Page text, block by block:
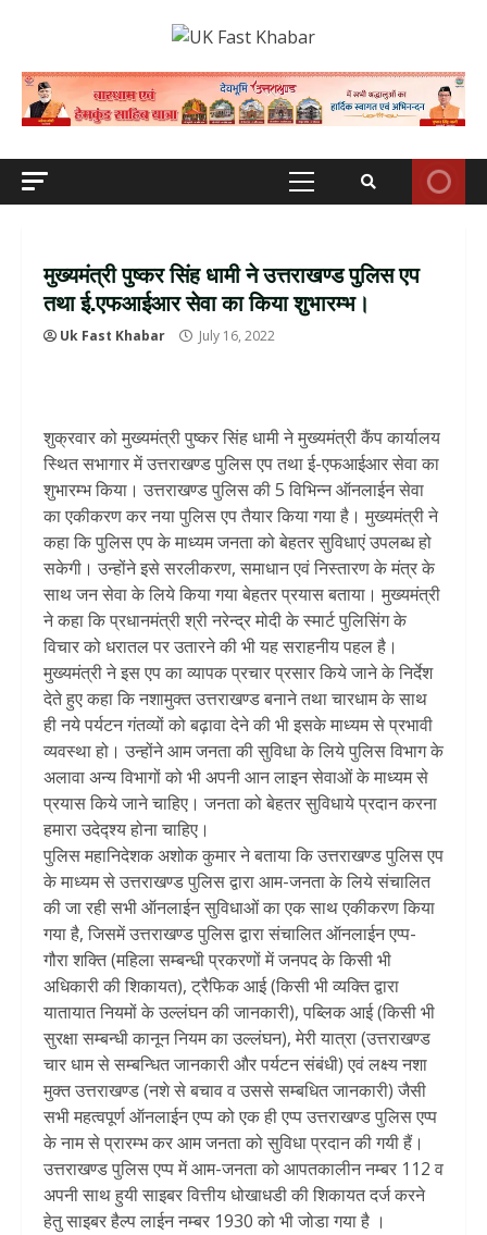
Primary
मुख्यमंत्री पुष्कर सिंह धामी ने उत्तराखण्ड पुलिस एप
तथा ई.एफआईआर सेवा का किया शुभारम्भ।
Uk Fast Khabar July 16, 2022
शुक्रवार को मुख्यमंत्री पुष्कर सिंह धामी ने मुख्यमंत्री कैंप कार्यालय
स्थित सभागार में उत्तराखण्ड पुलिस एप तथा ई-एफआईआर सेवा का
शुभारम्भ किया। उत्तराखण्ड पुलिस की 5 विभिन्न ऑनलाईन सेवा
का एकीकरण कर नया पुलिस एप तैयार किया गया है। मुख्यमंत्री ने
कहा कि पुलिस एप के माध्यम जनता को बेहतर सुविधाएं उपलब्ध हो
सकेगी। उन्होंने इसे सरलीकरण, समाधान एवं निस्तारण के मंत्र के
साथ जन सेवा के लिये किया गया बेहतर प्रयास बताया। मुख्यमंत्री
ने कहा कि प्रधानमंत्री श्री नरेन्द्र मोदी के स्मार्ट पुलिसिंग के
विचार को धरातल पर उतारने की भी यह सराहनीय पहल है।
मुख्यमंत्री ने इस एप का व्यापक प्रचार प्रसार किये जाने के निर्देश
देते हुए कहा कि नशामुक्त उत्तराखण्ड बनाने तथा चारधाम के साथ
ही नये पर्यटन गंतव्यों को बढ़ावा देने की भी इसके माध्यम से प्रभावी
व्यवस्था हो। उन्होंने आम जनता की सुविधा के लिये पुलिस विभाग के
अलावा अन्य विभागों को भी अपनी आन लाइन सेवाओं के माध्यम से
प्रयास किये जाने चाहिए। जनता को बेहतर सुविधाये प्रदान करना
हमारा उदेद्श्य होना चाहिए।
पुलिस महानिदेशक अशोक कुमार ने बताया कि उत्तराखण्ड पुलिस एप
के माध्यम से उत्तराखण्ड पुलिस द्वारा आम-जनता के लिये संचालित
की जा रही सभी ऑनलाईन सुविधाओं का एक साथ एकीकरण किया
गया है, जिसमें उत्तराखण्ड पुलिस द्वारा संचालित ऑनलाईन एप्प-
गौरा शक्ति (महिला सम्बन्धी प्रकरणों में जनपद के किसी भी
अधिकारी की शिकायत), ट्रैफिक आई (किसी भी व्यक्ति द्वारा
यातायात नियमों के उल्लंघन की जानकारी), पब्लिक आई (किसी भी
सुरक्षा सम्बन्धी कानून नियम का उल्लंघन), मेरी यात्रा (उत्तराखण्ड
चार धाम से सम्बन्धित जानकारी और पर्यटन संबंधी) एवं लक्ष्य नशा
मुक्त उत्तराखण्ड (नशे से बचाव व उससे सम्बधित जानकारी) जैसी
सभी महत्वपूर्ण ऑनलाईन एप्प को एक ही एप्प उत्तराखण्ड पुलिस एप्प
के नाम से प्रारम्भ कर आम जनता को सुविधा प्रदान की गयी हैं।
उत्तराखण्ड पुलिस एप्प में आम-जनता को आपतकालीन नम्बर 112 व
अपनी साथ हुयी साइबर वित्तीय धोखाधडी की शिकायत दर्ज करने
हेतु साइबर हैल्प लाईन नम्बर 1930 को भी जोडा गया है ।